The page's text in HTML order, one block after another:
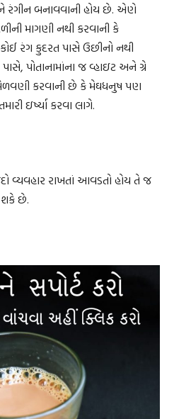
રંગીન બનાવવાની હોય છે. એણે
માગણી નથી કરવાની કે
રંગ કુદરત પાસે ઉછીનો નથી
પોતાનામાંના જ વ્હાઇટ અને ગ્રે
કરવાની છે કે મેઘધનુષ પણ
ઇર્ષ્યા કરવા લાગે.
વ્યવહાર રાખતાં આવડતો હોય તે જ
શકે છે.